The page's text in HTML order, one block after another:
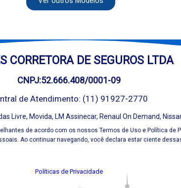
CORRETORA DE SEGUROS LTDA
CNPJ:52.666.408/0001-09
de Atendimento: (11) 91927-2770
Livre, Movida, LM Assinecar, Renaul On Demand,
de acordo com os nossos Termos de Uso e Política de
Ao continuar navegando, você declara estar ciente
Políticas de Privacidade